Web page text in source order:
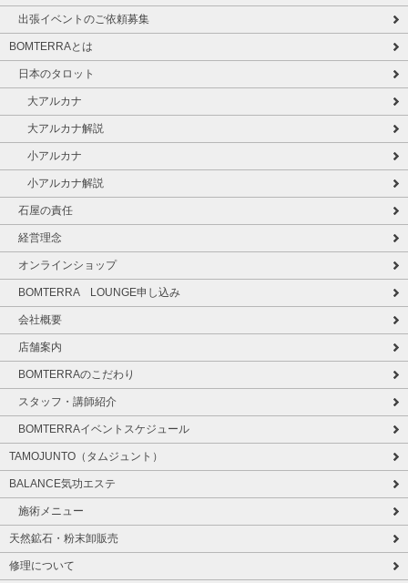
出張イベントのご依頼募集
BOMTERRAとは
日本のタロット
大アルカナ
大アルカナ解説
小アルカナ
小アルカナ解説
石屋の責任
経営理念
オンラインショップ
BOMTERRA LOUNGE申し込み
会社概要
店舗案内
BOMTERRAのこだわり
スタッフ・講師紹介
BOMTERRAイベントスケジュール
TAMOJUNTO（タムジュント）
BALANCE気功エステ
施術メニュー
天然鉱石・粉末卸販売
修理について